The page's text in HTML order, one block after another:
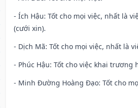
- Ích Hậu: Tốt cho mọi việc, nhất là
(cưới xin).
- Dịch Mã: Tốt cho mọi việc, nhất là
- Phúc Hậu: Tốt cho việc khai trương
- Minh Đường Hoàng Đạo: Tốt cho